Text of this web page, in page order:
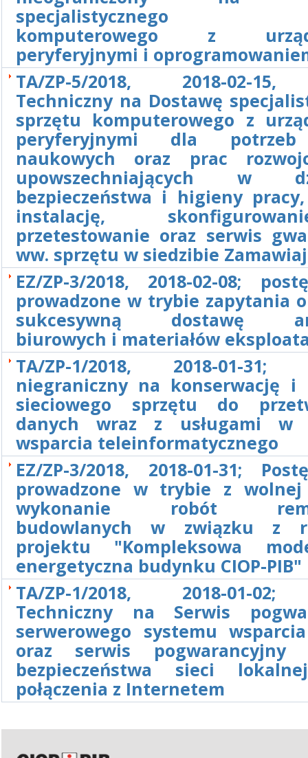
specjalistycznego
komputerowego z
peryferyjnymi i
TA/ZP-5/2018, 2018-02-
Techniczny na Dostawę
sprzętu komputerowego z
peryferyjnymi dla
naukowych oraz prac
upowszechniających w
bezpieczeństwa i higieny
instalację,
przetestowanie oraz serwis
ww. sprzętu w siedzibie
EZ/ZP-3/2018, 2018-02-08;
prowadzone w trybie zapytania
sukcesywną dostawę
biurowych i materiałów
TA/ZP-1/2018, 2018-01-31;
niegraniczny na konserwację i
sieciowego sprzętu do
danych wraz z usługami w
wsparcia teleinformatycznego
EZ/ZP-3/2018, 2018-01-31;
prowadzone w trybie z
wykonanie robót
budowlanych w związku z
projektu "Kompleksowa
energetyczna budynku CIOP-PIB"
TA/ZP-1/2018, 2018-01-
Techniczny na Serwis
serwerowego systemu
oraz serwis pogwarancyjny
bezpieczeństwa sieci
połączenia z Internetem